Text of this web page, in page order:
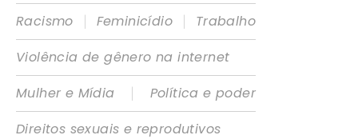
Racismo
| Feminicídio |
Trabalho
Violência de gênero na internet
Mulher e Mídia
|
Política e poder
Direitos sexuais e reprodutivos